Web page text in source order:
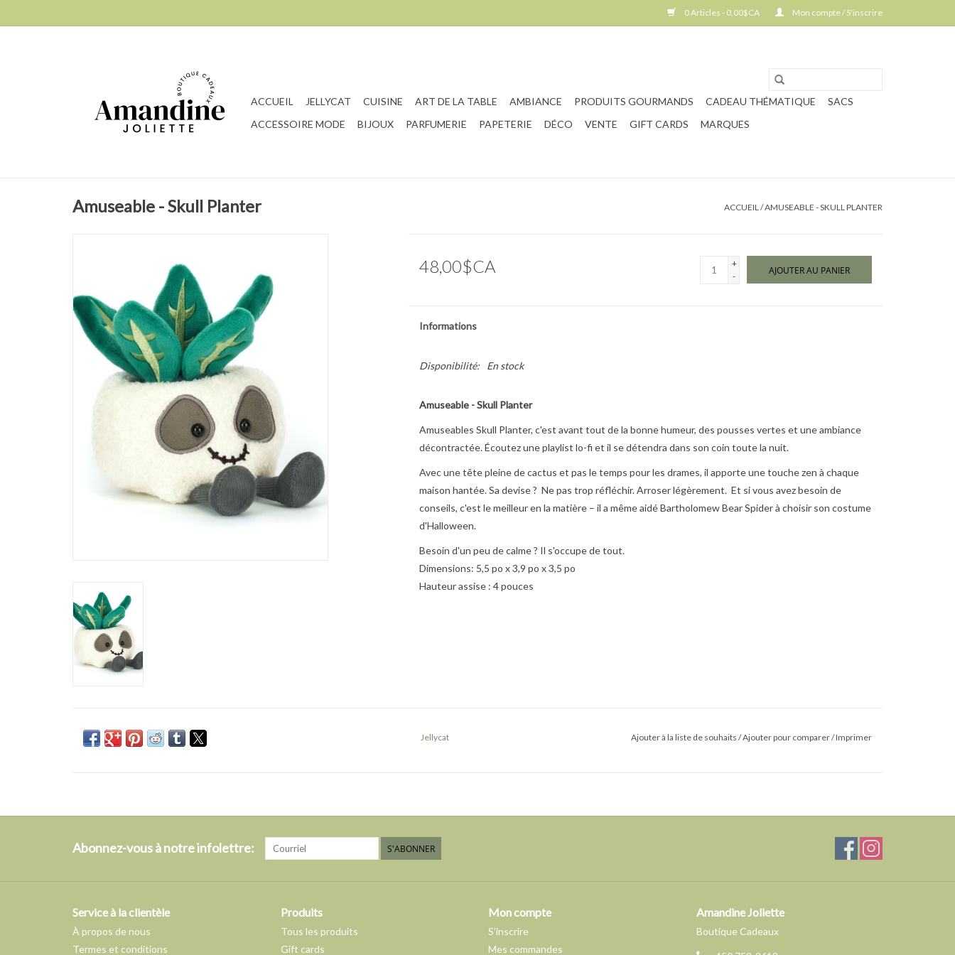
0 Articles - 0,00$CA Mon compte / S'inscrire
ACCUEIL JELLYCAT CUISINE ART DE LA TABLE AMBIANCE PRODUITS GOURMANDS CADEAU THÉMATIQUE
SACS
ACCESSOIRE MODE
BIJOUX PARFUMERIE PAPETERIE DÉCO VENTE GIFT CARDS MARQUES
Amuseable - Skull Planter ACCUEIL/AMUSEABLE - SKULL PLANTER
48,00$CA
+
-
AJOUTER AU PANIER
Informations
Disponibilité: En stock
Amuseable - Skull Planter
Amuseables Skull Planter, c'est avant tout de la bonne humeur, des pousses vertes et une ambiance
décontractée. Écoutez une playlist lo-fi et il se détendra dans son coin toute la nuit.
Avec une tête pleine de cactus et pas le temps pour les drames, il apporte une touche zen à chaque
maison hantée. Sa devise ? Ne pas trop réfléchir. Arroser légèrement. Et si vous avez besoin de
conseils, c'est le meilleur en la matière – il a même aidé Bartholomew Bear Spider à choisir son costume
d'Halloween.
Besoin d'un peu de calme ? Il s'occupe de tout.
Dimensions: 5,5 po x 3,9 po x 3,5 po
Hauteur assise : 4 pouces
Jellycat Ajouter à la liste de souhaits /Ajouter pour comparer/Imprimer
Abonnez-vous à notre infolettre: S'ABONNER
Service à la clientèle
À propos de nous
Termes et conditions
Produits
Tous les produits
Gift cards
Mon compte
S'inscrire
Mes commandes
Amandine Joliette
Boutique Cadeaux